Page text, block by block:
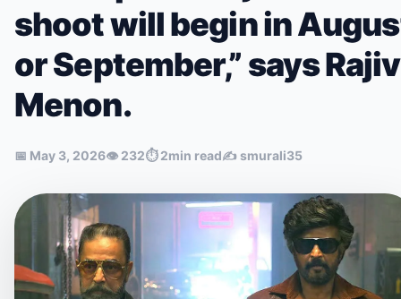
shoot will begin in
or September,” says Rajiv
Menon.
📅 May 3, 2026👁 232⏱2min read✍️ smurali35